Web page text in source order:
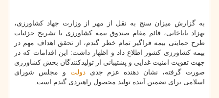
به گزارش میزان سنج به نقل از مهر از وزارت جهاد کشاورزی،
بهزاد باباخانی، قائم مقام صندوق بیمه کشاورزی با تشریح جزئیات
طرح حمایتی بیمه فراگیر تمام خطر گندم، از تحقق اهداف مهم در
بیمه کشاورزی کشور اطلاع داد و اظهار داشت: این اقدامات که در
جهت تقویت امنیت غذایی و پشتیبانی از تولیدکنندگان بخش کشاورزی
صورت گرفته، نشان دهنده عزم جدیدولت و مجلس شورای
اسلامی برای تضمین آینده تولید محصول راهبردی گندم است.